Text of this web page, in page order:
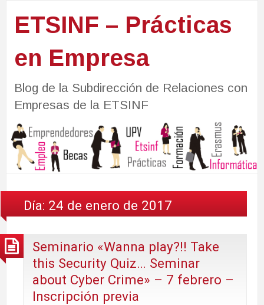
ETSINF – Prácticas
en Empresa
Blog de la Subdirección de Relaciones con
Empresas de la ETSINF
Día: 24 de enero de 2017
Seminario «Wanna play?!! Take
this Security Quiz… Seminar
about Cyber Crime» – 7 febrero –
Inscripción previa